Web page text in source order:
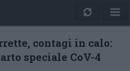
contagi in calo:
speciale CoV-4